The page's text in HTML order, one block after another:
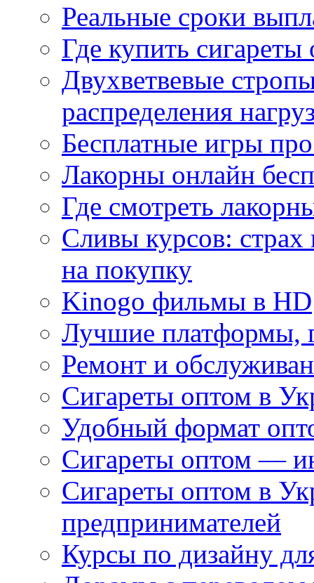
Реальные сроки
Где купить
Двухветвевые
распределения
Бесплатные игры
Лакорны онлайн
Где смотреть
Сливы курсов:
на покупку
Kinogo фильмы в HD
Лучшие платформы,
Ремонт и
Сигареты оптом в
Удобный формат
Сигареты оптом —
Сигареты оптом в
предпринимателей
Курсы по дизайну